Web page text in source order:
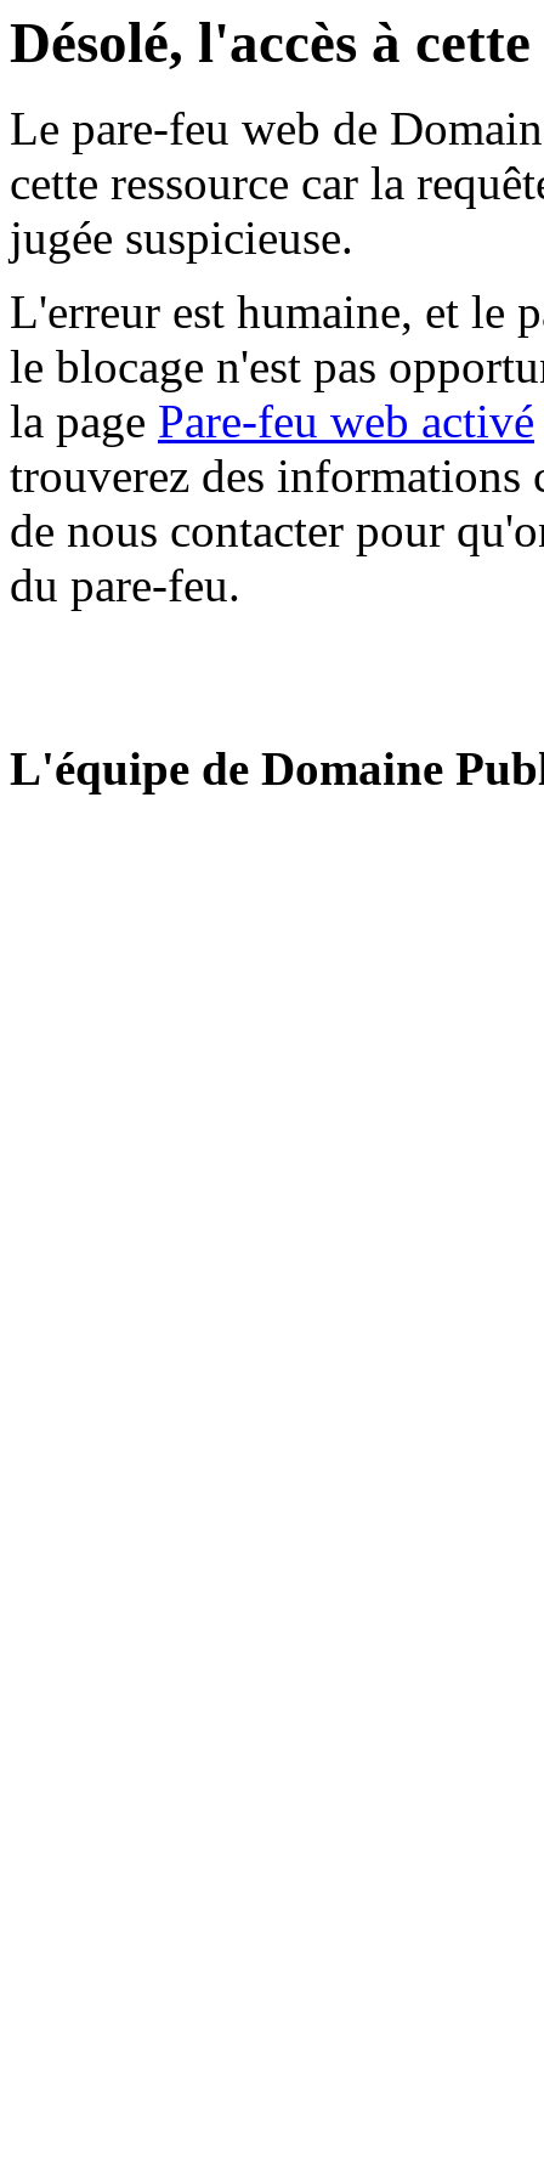
Désolé, l'accès à
Le pare-feu web de
cette ressource car la
jugée suspicieuse.
L'erreur est humaine, et le
le blocage n'est pas
la page Pare-feu web activé
trouverez des informations
de nous contacter pour
du pare-feu.
L'équipe de Domaine